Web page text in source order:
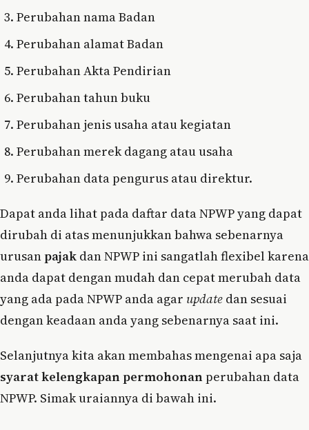
Perubahan nama Badan
Perubahan alamat Badan
Perubahan Akta Pendirian
Perubahan tahun buku
Perubahan jenis usaha atau kegiatan
Perubahan merek dagang atau usaha
Perubahan data pengurus atau direktur.
Dapat anda lihat pada daftar data NPWP yang dapat
dirubah di atas menunjukkan bahwa sebenarnya
urusanpajak dan NPWP ini sangatlah flexibel karena
anda dapat dengan mudah dan cepat merubah data
yang ada pada NPWP anda agar update dan sesuai
dengan keadaan anda yang sebenarnya saat ini.
Selanjutnya kita akan membahas mengenai apa saja
syarat kelengkapan permohonanperubahan data
NPWP. Simak uraiannya di bawah ini.